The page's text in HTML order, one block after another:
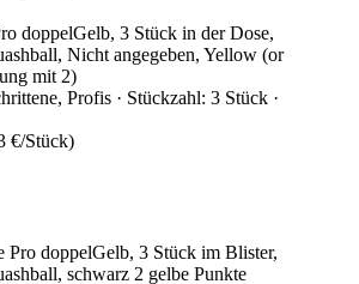
doppelGelb, 3 Stück in der Dose,
Nicht angegeben, Yellow (or
mit 2)
Profis · Stückzahl: 3 Stück ·
€/Stück)